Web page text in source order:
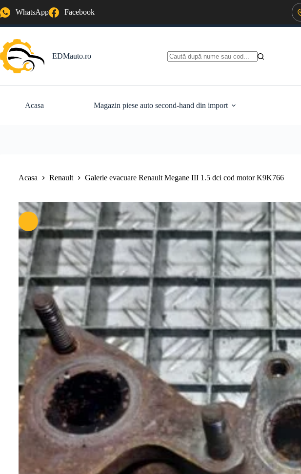
la
WhatsApp Facebook
EDMauto.ro
Acasa Magazin piese auto second-hand din import
Acasa Renault Galerie evacuare Renault Megane III 1.5 dci cod motor K9K766